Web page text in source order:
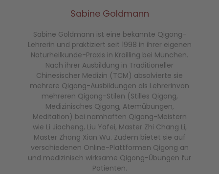
Sabine Goldmann
Sabine Goldmann ist eine bekannte Qigong-
Lehrerin und praktiziert seit 1998 in ihrer eigenen
Naturheilkunde-Praxis in Krailling bei München.
Nach ihrer Ausbildung in Traditioneller
Chinesischer Medizin (TCM) absolvierte sie
mehrere Qigong-Ausbildungen als Lehrerinvon
mehreren Qigong-Stilen (Stilles Qigong,
Medizinisches Qigong, Atemübungen,
Meditation) bei namhaften Qigong-Meistern
wie Li Jiacheng, Liu Yafei, Master Zhi Chang Li,
Master Zhong Xian Wu. Zudem bietet sie auf
verschiedenen Online-Plattformen Qigong an
und medizinisch wirksame Qigong-Übungen für
Patienten.